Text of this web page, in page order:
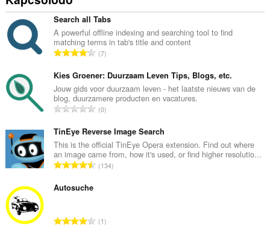
Search all Tabs
A powerful offline indexing and searching tool to find
matching terms in tab's title and content
Ö
s
z
e
s
r
t
é
k
s
7
Kies Groener: Duurzaam Leven Tips, Blogs, etc.
Jouw gids voor duurzaam leven - het laatste nieuws van de
blog, duurzamere producten en vacatures.
Ö
s
z
e
s
é
0
TinEye Reverse Image Search
This is the official TinEye Opera extension. Find out where
an image came from, how it's used, or find higher resolutio...
Ö
s
134
Autosuche
Ö1